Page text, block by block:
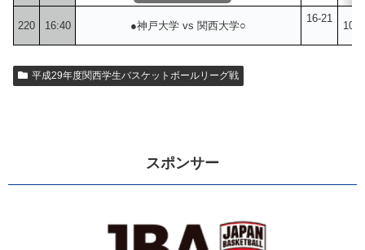
220 16:40 ●神戸大学 vs 関西大学○
16-21
10-
平成29年度関西学生バスケットボールリーグ戦
スポンサー